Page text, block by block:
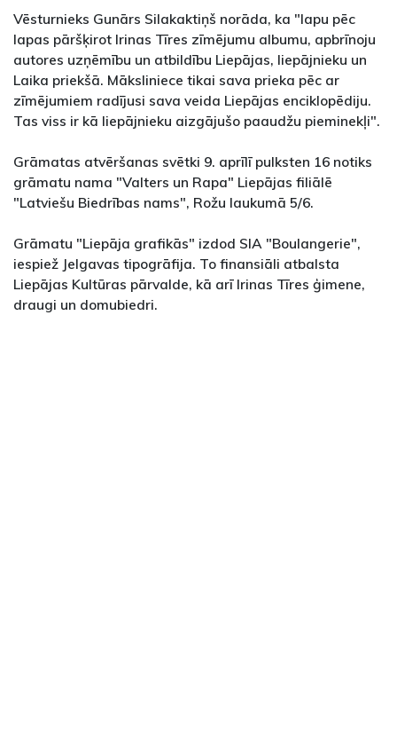
Vēsturnieks Gunārs Silakaktiņš norāda, ka "lapu pēc
lapas pāršķirot Irinas Tīres zīmējumu albumu, apbrīnoju
autores uzņēmību un atbildību Liepājas, liepājnieku un
Laika priekšā. Māksliniece tikai sava prieka pēc ar
zīmējumiem radījusi sava veida Liepājas enciklopēdiju.
Tas viss ir kā liepājnieku aizgājušo paaudžu pieminekļi".
Grāmatas atvēršanas svētki 9. aprīlī pulksten 16 notiks
grāmatu nama "Valters un Rapa" Liepājas filiālē
"Latviešu Biedrības nams", Rožu laukumā 5/6.
Grāmatu "Liepāja grafikās" izdod SIA "Boulangerie",
iespiež Jelgavas tipogrāfija. To finansiāli atbalsta
Liepājas Kultūras pārvalde, kā arī Irinas Tīres ģimene,
draugi un domubiedri.